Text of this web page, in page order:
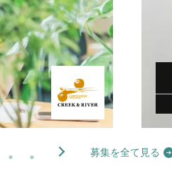
募集を全て見る